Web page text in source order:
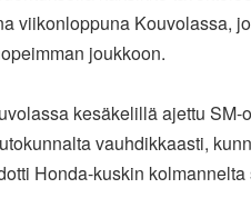
viikonloppuna Kouvolassa,
joukkoon.
kesäkelillä ajettu SM-
vauhdikkaasti,
Honda-kuskin